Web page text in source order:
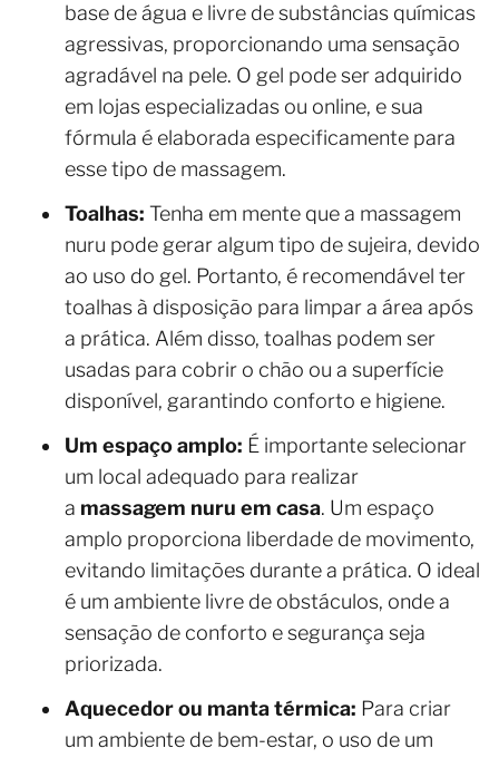
base de água e livre de substâncias químicas
agressivas, proporcionando uma sensação
agradável na pele. O gel pode ser adquirido
em lojas especializadas ou online, e sua
fórmula é elaborada especificamente para
esse tipo de massagem.
Toalhas: Tenha em mente que a massagem
nuru pode gerar algum tipo de sujeira, devido
ao uso do gel. Portanto, é recomendável ter
toalhas à disposição para limpar a área após
a prática. Além disso, toalhas podem ser
usadas para cobrir o chão ou a superfície
disponível, garantindo conforto e higiene.
Um espaço amplo: É importante selecionar
um local adequado para realizar
a massagem nuru em casa. Um espaço
amplo proporciona liberdade de movimento,
evitando limitações durante a prática. O ideal
é um ambiente livre de obstáculos, onde a
sensação de conforto e segurança seja
priorizada.
Aquecedor ou manta térmica: Para criar
um ambiente de bem-estar, o uso de um